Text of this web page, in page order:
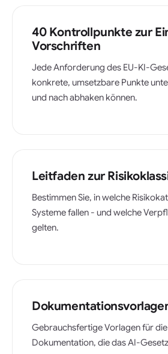
40 Kontrollpunkte zur
Vorschriften
Jede Anforderung des EU-KI-
konkrete, umsetzbare Punkte
und nach abhaken können.
Leitfaden zur
Bestimmen Sie, in welche
Systeme fallen - und welche
gelten.
Gebrauchsfertige Vorlagen für
Dokumentation, die das AI-